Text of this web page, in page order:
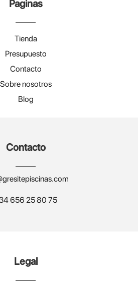
Paginas
Tienda
Presupuesto
Contacto
Sobre nosotros
Blog
Contacto
656 25 80 75
Legal